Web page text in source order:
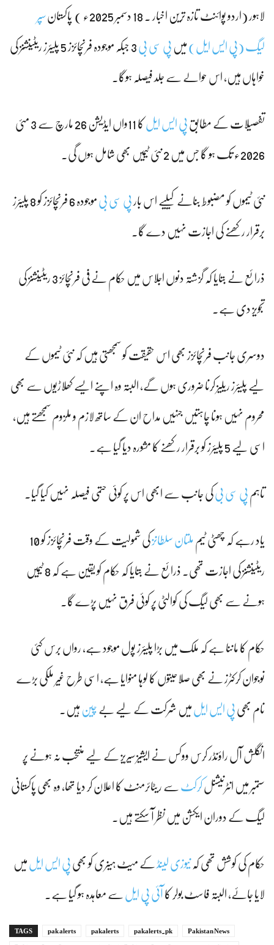
لاہور (اردو پوائنٹ تازہ ترین اخبار ۔ 18 دسمبر 2025ء ) پاکستان
سپر
لیگ(پی ایس ایل)میںپی سی بی
3 جبکہ موجودہ فرنچائزز 5 پلیئرز ریٹینشنز کی
خواہاں ہیں، اس حوالے سے جلد فیصلہ ہوگا۔
تفصیلات کے مطابقپی ایس ایل
کا 11واں ایڈیشن 26 مارچ سے 3 مئی
2026ء تک ہو گا جس میں 2 نئی ٹیمیں بھی شامل ہوں گی۔
نئی ٹیموں کو مضبوط بنانے کیلیے اس بارپی سی بی
موجودہ 6 فرنچائزز کو 8 پلیئرز
برقرار رکھنے کی اجازت نہیں دے گا۔
ذرائع نے بتایا کہ گزشتہ دنوں اجلاس میں حکام نے فی فرنچائز 3 ریٹینشنز کی
تجویز دی ہے۔
دوسری جانب فرنچائزز بھی اس حقیقت کو سمجھتی ہیں کہ نئی ٹیموں کے
لیے پلیئرز ریلیز کرنا ضروری ہوں گے، البتہ وہ اپنے ایسے کھلاڑیوں سے بھی
محروم نہیں ہونا چاہتیں جنہیں مداح ان کے ساتھ لازم و ملزوم سمجھتے ہیں،
اسی لیے 5 پلیئرز کو برقرار رکھنے کا مشورہ دیا گیا ہے۔
تاہمپی سی بیکی جانب سے ابھی اس پر کوئی حتمی فیصلہ نہیں کیا گیا۔
یاد رہے کہ چھٹی ٹیمملتان سلطانز
کی شمولیت کے وقت فرنچائزز کو 10
ریٹینشنز کی اجازت تھی۔ ذرائع نے بتایا کہ حکام کو یقین ہے کہ 8 ٹیمیں
ہونے سے بھی لیگ کی کوالٹی پر کوئی فرق نہیں پڑے گا۔
حکام کا ماننا ہے کہ ملک میں بڑا پلیئرز پول موجود ہے، رواں برس کئی
نوجوان کرکٹرز نے بھی صلاحیتوں کا لوہا منوایا ہے، اسی طرح غیر ملکی بڑے
نام بھیپی ایس ایلمیں شرکت کے لیے بےچینہیں۔
انگلش آل راؤنڈر کرس ووکس نے ایشیز سیریز کے لیے منتخب نہ ہونے پر
ستمبر میں انٹرنیشنلکرکٹسے ریٹائرمنٹ کا اعلان کر دیا تھا، وہ بھی پاکستانی
لیگ کے دوران ایکشن میں نظر آ سکتے ہیں۔
حکام کی کوشش تھی کہنیوزی لینڈکے میٹ ہینری کو بھیپی ایس ایلمیں
لایا جائے، البتہ فاسٹ بولر کاآئی پی ایلسے معاہدہ ہو گیا ہے۔
TAGS pak alerts pakalerts pakalerts.pk
Pakistan News